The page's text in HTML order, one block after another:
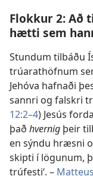
Flokkur 2: Að
hætti sem
Stundum tilbáðu
trúarathöfnum
Jehóva hafnaði
sannri og falskri
12:2–4) Jesús
það hvernig þeir
en sýndu hræsni
skipti í lögunum,
trúfesti‘. –